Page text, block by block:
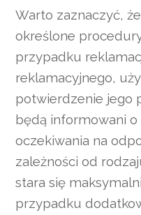
Warto zaznaczyć,
określone
przypadku
reklamacyjnego,
potwierdzenie jego
będą informowani o
oczekiwania na
zależności od
stara się
przypadku